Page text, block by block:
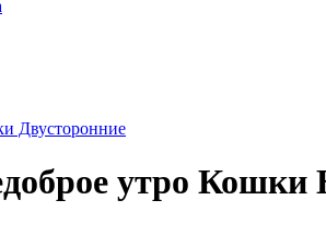
Двусторонние
утро Кошки